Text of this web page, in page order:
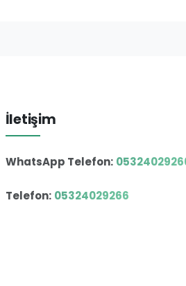
İletişim
WhatsApp Telefon:
Telefon: 05324029266